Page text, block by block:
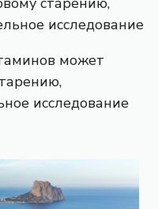
может
исследование